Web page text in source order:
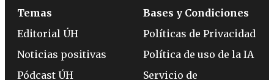
Temas
Editorial ÚH
Noticias positivas
Pódcast ÚH
Bases y Condiciones
Políticas de Privacidad
Política de uso de la IA
Servicio de